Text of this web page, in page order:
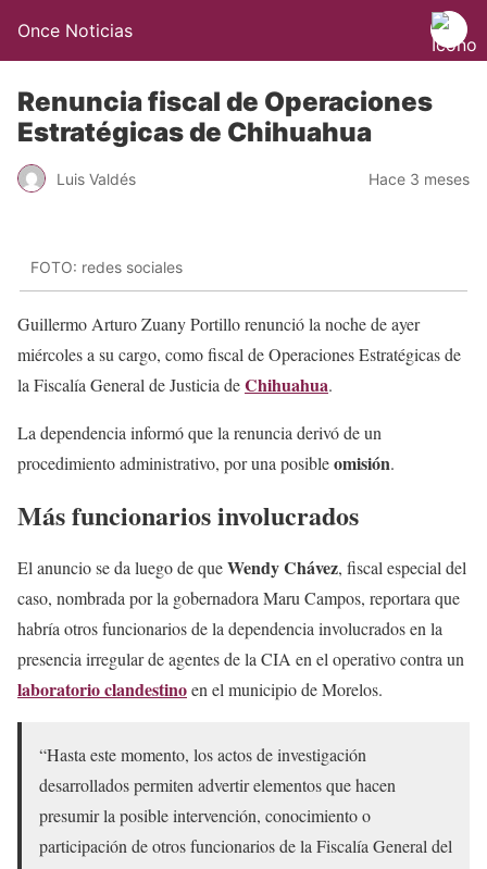
Once Noticias
Renuncia fiscal de Operaciones
Estratégicas de Chihuahua
Luis Valdés Hace 3 meses
FOTO: redes sociales
Guillermo Arturo Zuany Portillo renunció la noche de ayer
miércoles a su cargo, como fiscal de Operaciones Estratégicas de
la Fiscalía General de Justicia deChihuahua.
La dependencia informó que la renuncia derivó de un
procedimiento administrativo, por una posibleomisión.
Más funcionarios involucrados
El anuncio se da luego de queWendy Chávez, fiscal especial del
caso, nombrada por la gobernadora Maru Campos, reportara que
habría otros funcionarios de la dependencia involucrados en la
presencia irregular de agentes de la CIA en el operativo contra un
laboratorioclandestinoen el municipio de Morelos.
“Hasta este momento, los actos de investigación
desarrollados permiten advertir elementos que hacen
presumir la posible intervención, conocimiento o
participación de otros funcionarios de la Fiscalía General del